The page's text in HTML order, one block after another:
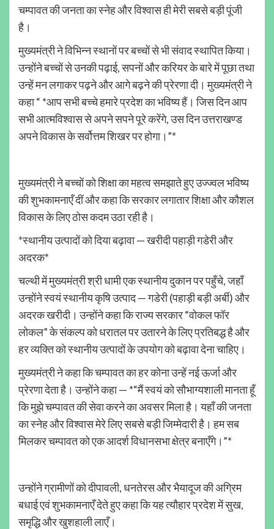
चम्पावत की जनता का स्नेह और विश्वास ही मेरी सबसे बड़ी पूंजी
है।
मुख्यमंत्री ने विभिन्न स्थानों पर बच्चों से भी संवाद स्थापित किया।
उन्होंने बच्चों से उनकी पढ़ाई, सपनों और करियर के बारे में पूछा तथा
उन्हें मन लगाकर पढ़ने और आगे बढ़ने की प्रेरणा दी। मुख्यमंत्री ने
कहा “ *आप सभी बच्चे हमारे प्रदेश का भविष्य हैं। जिस दिन आप
सभी आत्मविश्वास से अपने सपने पूरे करेंगे, उस दिन उत्तराखण्ड
अपने विकास के सर्वोत्तम शिखर पर होगा।”*
मुख्यमंत्री ने बच्चों को शिक्षा का महत्व समझाते हुए उज्ज्वल भविष्य
की शुभकामनाएँ दीं और कहा कि सरकार लगातार शिक्षा और कौशल
विकास के लिए ठोस कदम उठा रही है।
*स्थानीय उत्पादों को दिया बढ़ावा — खरीदी पहाड़ी गडेरी और
अदरक*
चल्थी में मुख्यमंत्री श्री धामी एक स्थानीय दुकान पर पहुँचे, जहाँ
उन्होंने स्वयं स्थानीय कृषि उत्पाद — गडेरी (पहाड़ी बड़ी अर्बी) और
अदरक खरीदी। उन्होंने कहा कि राज्य सरकार “वोकल फॉर
लोकल” के संकल्प को धरातल पर उतारने के लिए प्रतिबद्ध है और
हर व्यक्ति को स्थानीय उत्पादों के उपयोग को बढ़ावा देना चाहिए।
मुख्यमंत्री ने कहा कि चम्पावत का हर कोना उन्हें नई ऊर्जा और
प्रेरणा देता है। उन्होंने कहा — *“मैं स्वयं को सौभाग्यशाली मानता हूँ
कि मुझे चम्पावत की सेवा करने का अवसर मिला है। यहाँ की जनता
का स्नेह और विश्वास मेरे लिए सबसे बड़ी जिम्मेदारी है। हम सब
मिलकर चम्पावत को एक आदर्श विधानसभा क्षेत्र बनाएँगे।”*
उन्होंने ग्रामीणों को दीपावली, धनतेरस और भैयादूज की अग्रिम
बधाई एवं शुभकामनाएँ देते हुए कहा कि यह त्यौहार प्रदेश में सुख,
समृद्धि और खुशहाली लाएँ।